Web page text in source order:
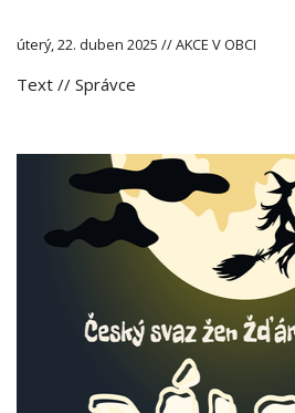
úterý, 22. duben 2025 // AKCE V OBCI
Text // Správce